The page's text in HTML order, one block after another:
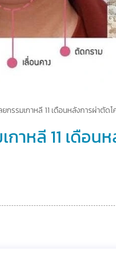
กรรมเกาหลี 11 เดือนหลังการผ่าตัดโ
าหลี 11 เดือน